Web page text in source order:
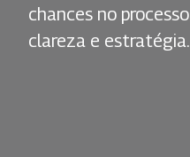
chances no
clareza e estratégia.